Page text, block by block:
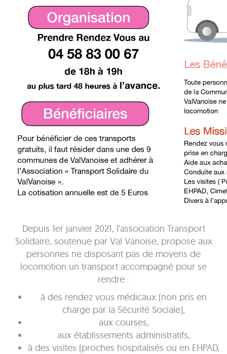
Depuis 1er janvier 2021, l'association Transport
Solidaire, soutenue par Val Vanoise, propose aux
personnes ne disposant pas de moyens de
locomotion un transport accompagné pour se
rendre :
à des rendez vous médicaux (non pris en
charge par la Sécurité Sociale),
aux courses,
aux établissements administratifs,
à des visites (proches hospitalisés ou en EHPAD,